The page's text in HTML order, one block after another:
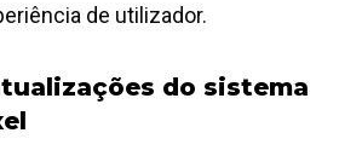
de utilizador.
do sistema